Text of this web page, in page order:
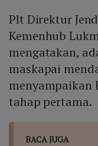
Plt Direktur
Kemenhub
mengatakan,
maskapai
menyampaikan
tahap pertama.
BACA JUGA